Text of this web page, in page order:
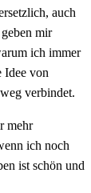
auch
mir
ich immer
Idee von
verbindet.
mehr
ich noch
ist schön und